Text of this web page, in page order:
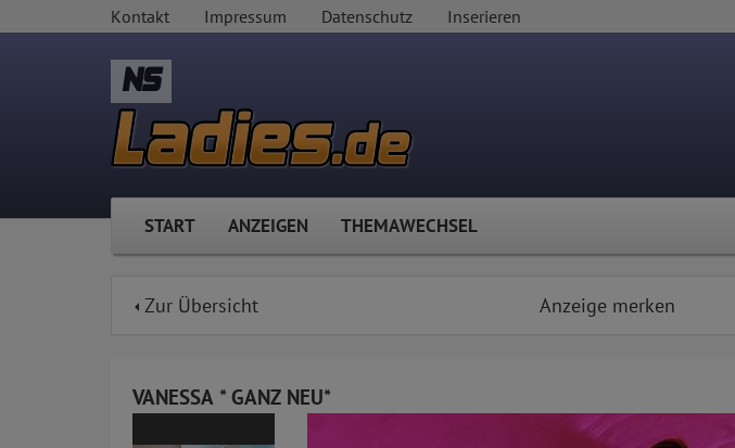
Kontakt Impressum Datenschutz Inserieren
NS
START ANZEIGEN THEMAWECHSEL
Zur Übersicht Anzeige merken
VANESSA * GANZ NEU*